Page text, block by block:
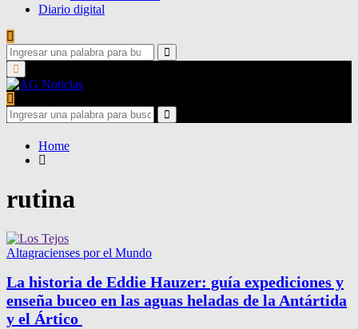
Diario digital
Search
for:
Search
Primary
Menu
Search
for:
Search
Home
rutina
Altagracienses por el Mundo
La historia de Eddie Hauzer: guía expediciones y
enseña buceo en las aguas heladas de la Antártida
y el Ártico